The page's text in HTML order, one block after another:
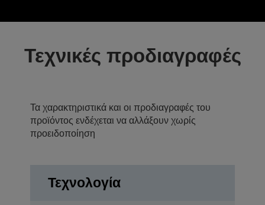
Τεχνικές προδιαγραφές
Τα χαρακτηριστικά και οι προδιαγραφές του
προϊόντος ενδέχεται να αλλάξουν χωρίς
προειδοποίηση
Τεχνολογία